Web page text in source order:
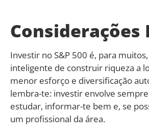
Considerações
Investir no S&P 500 é, para
inteligente de construir riqueza a
menor esforço e diversificação
lembra-te: investir envolve sempre
estudar, informar-te bem e, se
um profissional da área.